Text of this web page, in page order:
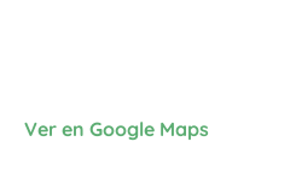
Ver en Google Maps